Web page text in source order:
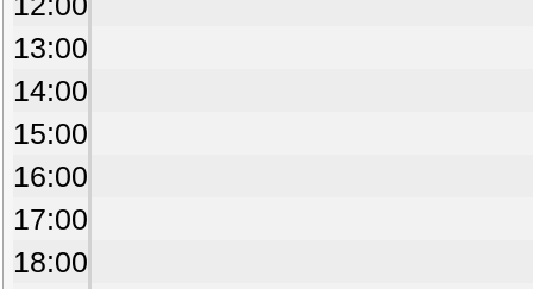
13:00
14:00
15:00
16:00
17:00
18:00